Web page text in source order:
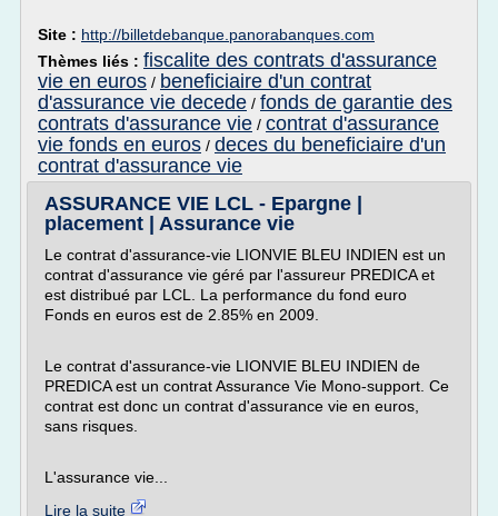
Site : http://billetdebanque.panorabanques.com
Thèmes liés : fiscalite des contrats d'assurance
vie en euros / beneficiaire d'un contrat
d'assurance vie decede / fonds de garantie des
contrats d'assurance vie / contrat d'assurance
vie fonds en euros / deces du beneficiaire d'un
contrat d'assurance vie
ASSURANCE VIE LCL - Epargne |
placement | Assurance vie
Le contrat d'assurance-vie LIONVIE BLEU INDIEN est un
contrat d'assurance vie géré par l'assureur PREDICA et
est distribué par LCL. La performance du fond euro
Fonds en euros est de 2.85% en 2009.
Le contrat d'assurance-vie LIONVIE BLEU INDIEN de
PREDICA est un contrat Assurance Vie Mono-support. Ce
contrat est donc un contrat d'assurance vie en euros,
sans risques.
L'assurance vie...
Lire la suite